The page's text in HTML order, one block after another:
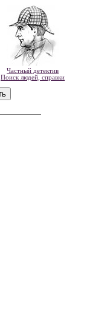
Частный детектив
Поиск людей, справки